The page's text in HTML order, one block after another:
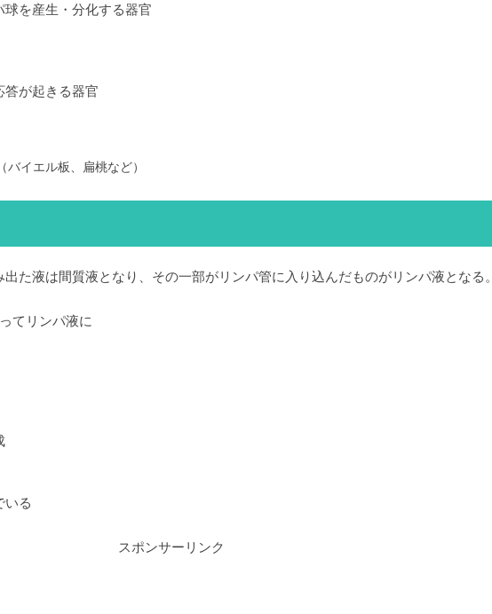
を産生・分化する器官
答が起きる器官
イエル板、扁桃など）
た液は間質液となり、その一部がリンパ管に入り込んだものがリンパ液となる。
てリンパ液に
いる
スポンサーリンク